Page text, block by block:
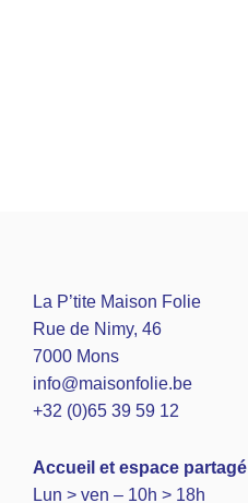
La P’tite Maison Folie
Rue de Nimy, 46
7000 Mons
info@maisonfolie.be
+32 (0)65 39 59 12
Accueil et espace partagé
Lun > ven – 10h > 18h